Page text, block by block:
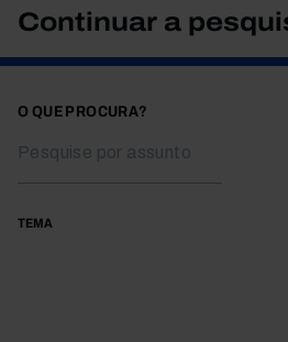
Continuar a
O QUE PROCURA?
TEMA